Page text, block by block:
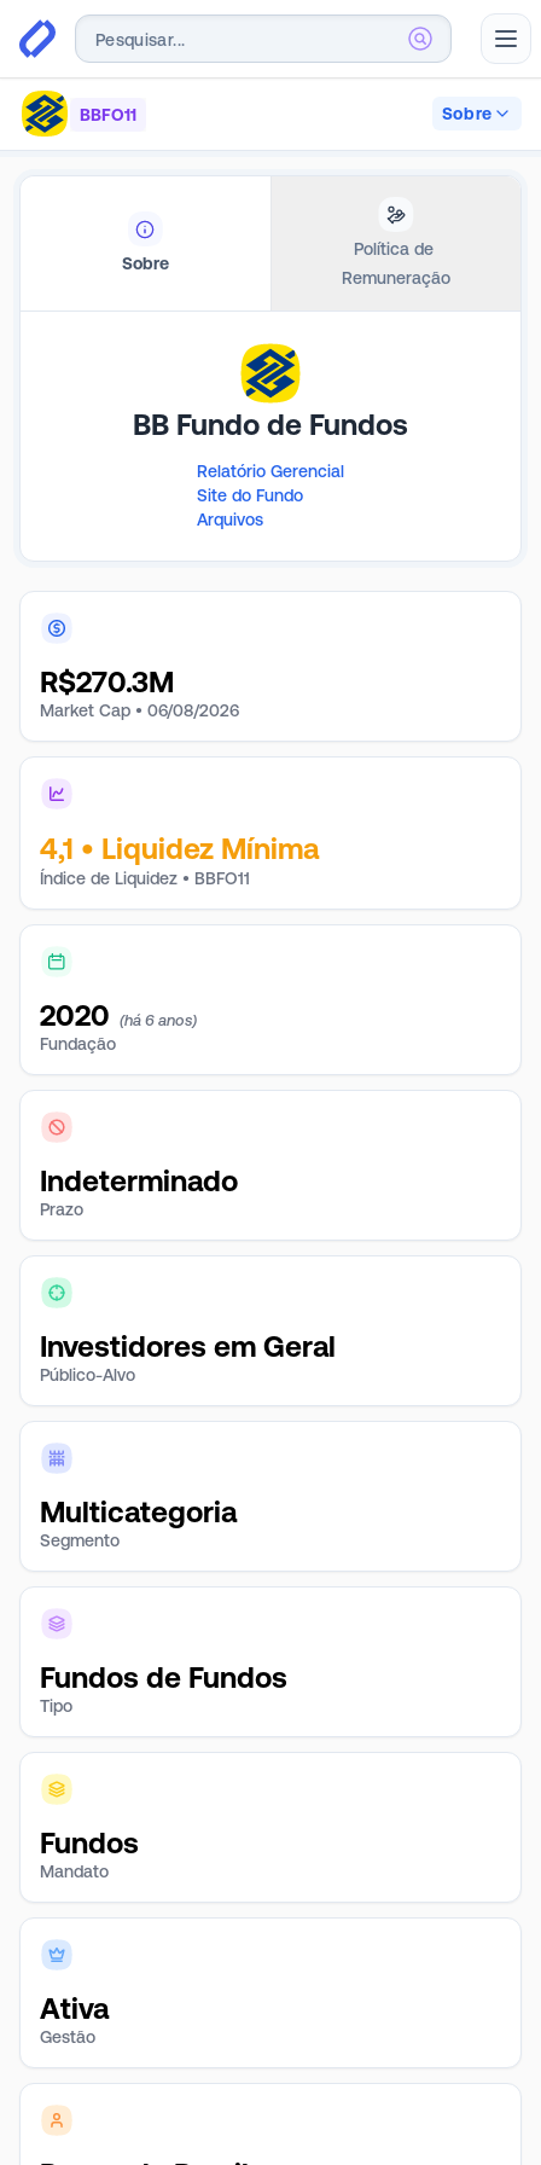
BBFO11 Sobre
Sobre
Política de
Remuneração
BB Fundo de Fundos
Relatório Gerencial
Site do Fundo
Arquivos
R$270.3M
Market Cap • 06/08/2026
4,1 • Liquidez Mínima
Índice de Liquidez • BBFO11
2020 (há 6 anos)
Fundação
Indeterminado
Prazo
Investidores em Geral
Público-Alvo
Multicategoria
Segmento
Fundos de Fundos
Tipo
Fundos
Mandato
Ativa
Gestão